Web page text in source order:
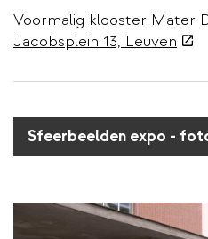
Voormalig klooster Mater
Jacobsplein 13, Leuven
Sfeerbeelden expo -